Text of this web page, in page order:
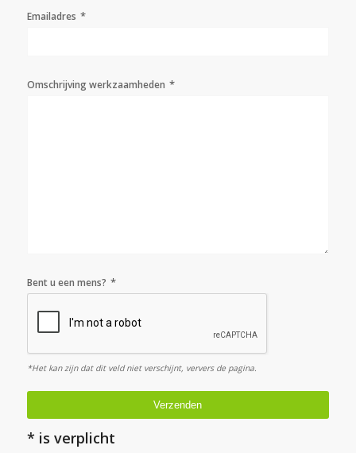
Emailadres *
Omschrijving werkzaamheden *
Bent u een mens? *
*Het kan zijn dat dit veld niet verschijnt, ververs de pagina.
Verzenden
* is verplicht